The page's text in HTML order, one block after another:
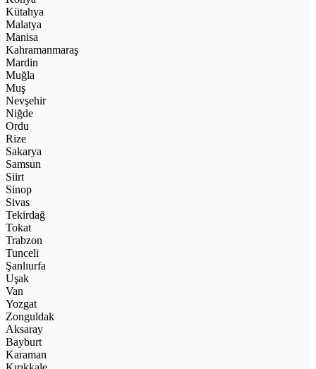
Kütahya
Malatya
Manisa
Kahramanmaraş
Mardin
Muğla
Muş
Nevşehir
Niğde
Ordu
Rize
Sakarya
Samsun
Siirt
Sinop
Sivas
Tekirdağ
Tokat
Trabzon
Tunceli
Şanlıurfa
Uşak
Van
Yozgat
Zonguldak
Aksaray
Bayburt
Karaman